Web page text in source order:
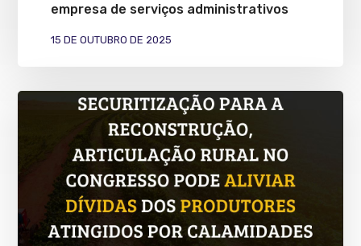
empresa de serviços administrativos
15 DE OUTUBRO DE 2025